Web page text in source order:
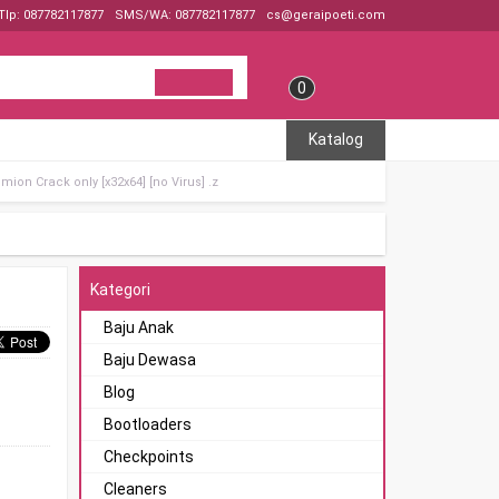
087782117877 SMS/WA: 087782117877 cs@geraipoeti.com
0
Katalog
Crack only [x32x64] [no Virus] .z
Kategori
Baju Anak
Baju Dewasa
Blog
Bootloaders
Checkpoints
Cleaners